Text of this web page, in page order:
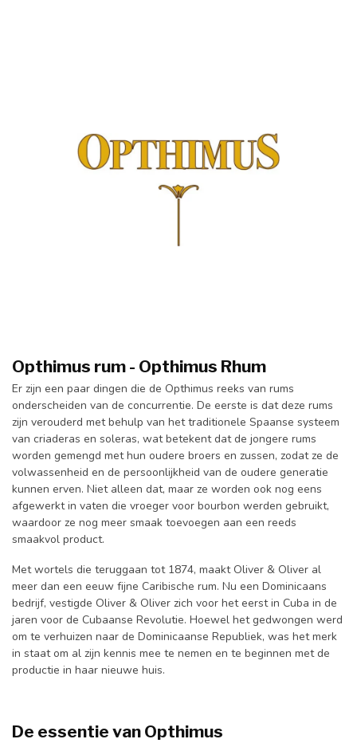
Opthimus rum - Opthimus Rhum
Er zijn een paar dingen die de Opthimus reeks van rums
onderscheiden van de concurrentie. De eerste is dat deze rums
zijn verouderd met behulp van het traditionele Spaanse systeem
van criaderas en soleras, wat betekent dat de jongere rums
worden gemengd met hun oudere broers en zussen, zodat ze de
volwassenheid en de persoonlijkheid van de oudere generatie
kunnen erven. Niet alleen dat, maar ze worden ook nog eens
afgewerkt in vaten die vroeger voor bourbon werden gebruikt,
waardoor ze nog meer smaak toevoegen aan een reeds
smaakvol product.
Met wortels die teruggaan tot 1874, maakt Oliver & Oliver al
meer dan een eeuw fijne Caribische rum. Nu een Dominicaans
bedrijf, vestigde Oliver & Oliver zich voor het eerst in Cuba in de
jaren voor de Cubaanse Revolutie. Hoewel het gedwongen werd
om te verhuizen naar de Dominicaanse Republiek, was het merk
in staat om al zijn kennis mee te nemen en te beginnen met de
productie in haar nieuwe huis.
De essentie van Opthimus